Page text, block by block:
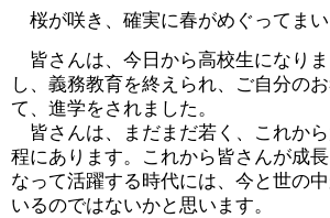
桜が咲き、確実に春がめぐってまい
皆さんは、今日から高校生になり
し、義務教育を終えられ、ご自分の
て、進学をされました。
皆さんは、まだまだ若く、これか
程にあります。これから皆さんが成
なって活躍する時代には、今と世の
いるのではないかと思います。